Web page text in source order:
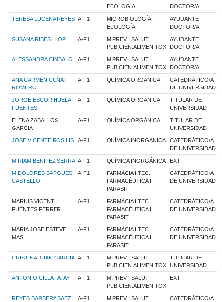
ECOLOGÍA
DOCTOR/A
TERESA LUCENA REYES A-F1
MICROBIOLOGÍA I
ECOLOGÍA
AYUDANTE
DOCTOR/A
SUSANA RIBES LLOP A-F1
M PREV I SALUT
PUB,CIEN.ALIMEN,TOXI
AYUDANTE
DOCTOR/A
ALESSANDRA CIMBALO A-F1
M PREV I SALUT
PUB,CIEN.ALIMEN,TOXI
AYUDANTE
DOCTOR/A
ANA CARMEN CUÑAT
ROMERO
A-F1 QUÍMICA ORGÁNICA
CATEDRÁTICO/A
DE UNIVERSIDAD
JORGE ESCORIHUELA
FUENTES
A-F1 QUÍMICA ORGÁNICA
TITULAR DE
UNIVERSIDAD
ELENA ZABALLOS
GARCIA
A-F1 QUÍMICA ORGÁNICA
TITULAR DE
UNIVERSIDAD
JOSE VICENTE ROS LIS A-F1 QUÍMICA INORGÁNICA
CATEDRÁTICO/A
DE UNIVERSIDAD
MIRIAM BENITEZ SERRA A-F1 QUÍMICA INORGÁNICA EXT
M DOLORES BARGUES
CASTELLO
A-F1
FARMÀCIA I TEC.
FARMACÈUTICA I
PARASIT.
CATEDRÁTICO/A
DE UNIVERSIDAD
MARIUS VICENT
FUENTES FERRER
A-F1
FARMÀCIA I TEC.
FARMACÈUTICA I
PARASIT.
CATEDRÁTICO/A
DE UNIVERSIDAD
MARIA JOSE ESTEVE
MAS
A-F1
FARMÀCIA I TEC.
FARMACÈUTICA I
PARASIT.
CATEDRÁTICO/A
DE UNIVERSIDAD
CRISTINA JUAN GARCIA A-F1
M PREV I SALUT
PUB,CIEN.ALIMEN,TOXI
TITULAR DE
UNIVERSIDAD
ANTONIO CILLA TATAY A-F1
M PREV I SALUT
PUB,CIEN.ALIMEN,TOXI
EXT
REYES BARBERA SAEZ A-F1
M PREV I SALUT
CATEDRÁTICO/A